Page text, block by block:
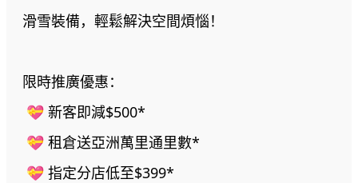
滑雪裝備，輕鬆解決空間煩惱！
限時推廣優惠：
💝 新客即減$500*
💝 租倉送亞洲萬里通里數*
💝 指定分店低至$399*